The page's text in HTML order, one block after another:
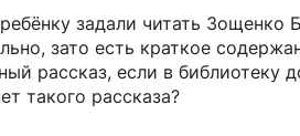
задали читать Зощенко
зато есть краткое
рассказ, если в библиотеку
такого рассказа?